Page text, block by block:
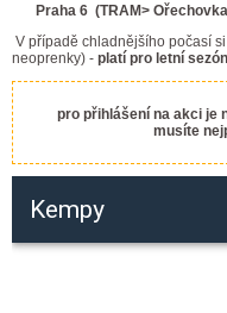
Praha 6 (TRAM>
V případě chladnějšího počasí
neoprenky) - platí pro letní
pro přihlášení na akci je
musíte